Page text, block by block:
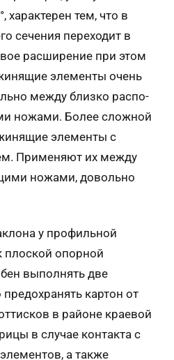
характерен тем, что в
сечения переходит в
расширение при этом
элементы очень
между близко распо­
ножами. Более сложной
элементы с
Применяют их между
ножами, довольно
у профильной
плоской опорной
выполнять две
картон от
в районе краевой
в случае контакта с
а также